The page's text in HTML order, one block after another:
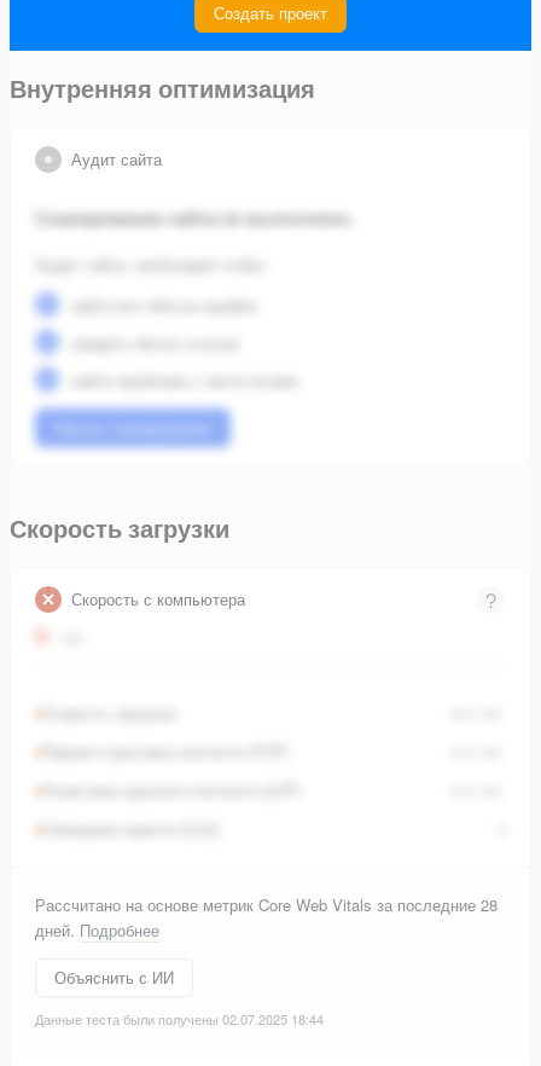
Создать проект
Внутренняя оптимизация
Аудит сайта
Сканирование сайта не выполнено.
Аудит сайта, необходим чтобы:
увидеть битые ссылки;
Скорость загрузки
Скорость с компьютера
0
Рассчитано на основе метрик Core Web Vitals за последние 28
дней. Подробнее
Объяснить с ИИ
Данные теста были получены 02.07.2025 18:44